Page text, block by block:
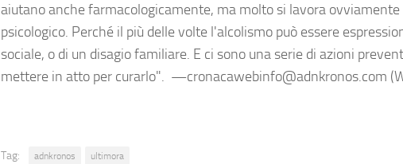
aiutano anche farmacologicamente, ma molto si lavora
psicologico. Perché il più delle volte l'alcolismo può essere
sociale, o di un disagio familiare. E ci sono una serie di azioni
mettere in atto per curarlo". —cronacawebinfo@adnkronos.com
Tag: adnkronos ultimora